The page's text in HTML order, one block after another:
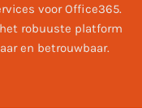
voor Office365.
robuuste platform
en betrouwbaar.